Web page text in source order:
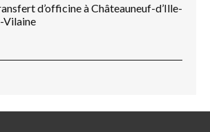
d’officine à Châteauneuf-d’Ille-
Vilaine